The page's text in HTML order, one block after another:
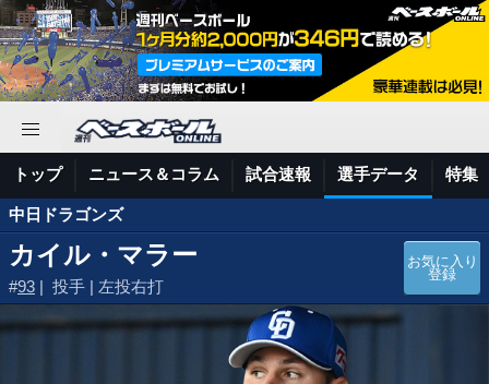
トップ ニュース＆コラム 試合速報 選手データ 特集
中日ドラゴンズ
カイル・マラー
#93 | 投手 | 左投右打
お気に入り
登録